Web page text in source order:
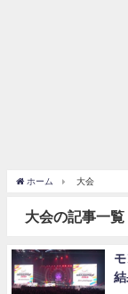
ホーム 大会
大会の記事一覧
結